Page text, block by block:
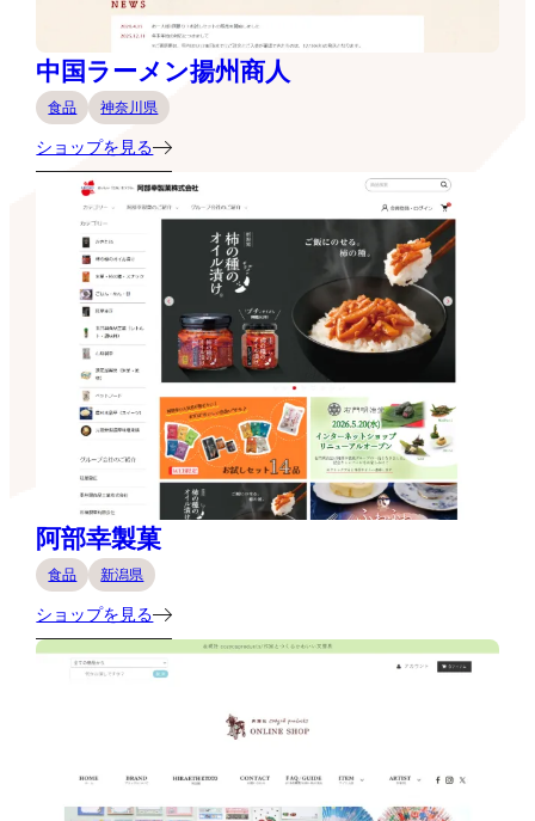
中国ラーメン揚州商人
食品 神奈川県
ショップを見る
阿部幸製菓
食品 新潟県
ショップを見る